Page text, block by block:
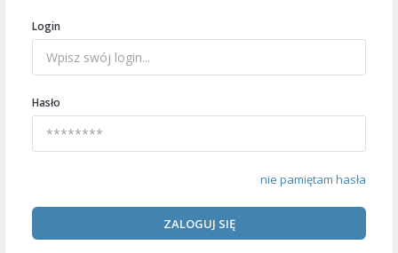
Login
Hasło
nie pamiętam hasła
ZALOGUJ SIĘ